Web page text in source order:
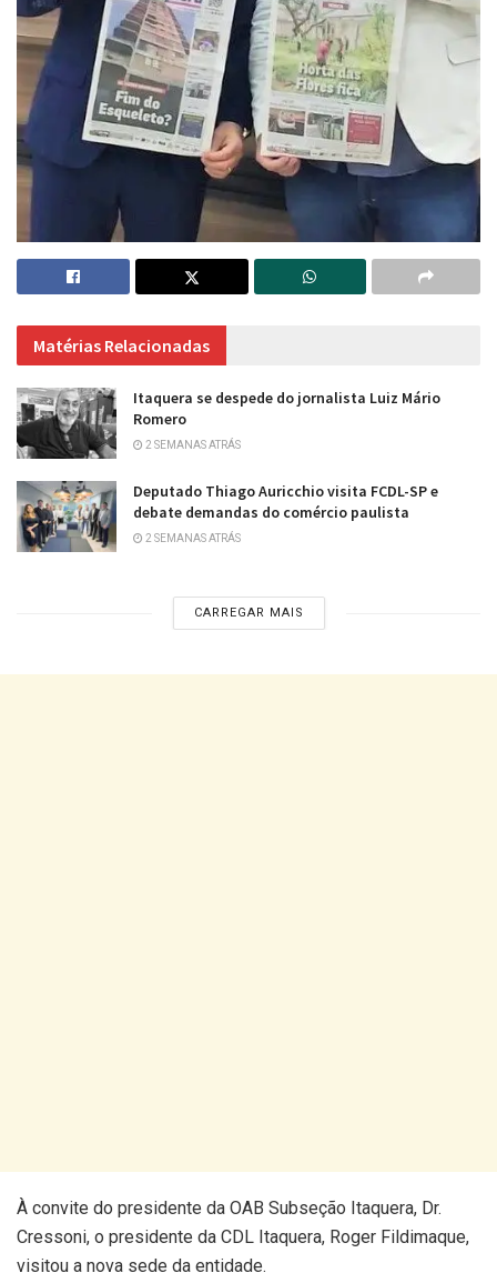
Matérias Relacionadas
Itaquera se despede do jornalista Luiz Mário
Romero
2 SEMANAS ATRÁS
Deputado Thiago Auricchio visita FCDL-SP e
debate demandas do comércio paulista
2 SEMANAS ATRÁS
CARREGAR MAIS
À convite do presidente da OAB Subseção Itaquera, Dr.
Cressoni, o presidente da CDL Itaquera, Roger Fildimaque,
visitou a nova sede da entidade.